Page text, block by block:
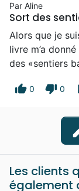
Par Aline
Sort des
Alors que je
livre m’a
des «sentiers
thumb_up 0 thumb_down 0
Les clients
également